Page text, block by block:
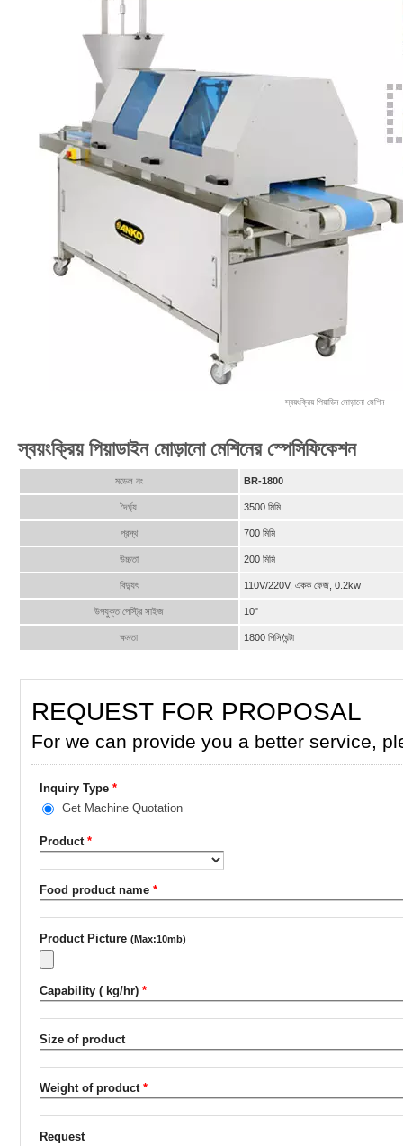
স্বয়ংক্রিয় পিয়াডিন মোড়ানো মেশিন
স্বয়ংক্রিয় পিয়াডাইন মোড়ানো মেশিনের স্পেসিফিকেশন
মডেল নং BR-1800
দৈর্ঘ্য 3500 মিমি
প্রস্থ 700 মিমি
উচ্চতা 200 মিমি
বিদ্যুৎ 110V/220V, একক ফেজ, 0.2kw
উপযুক্ত পেস্ট্রি সাইজ 10"
ক্ষমতা 1800 পিসি/ঘন্টা